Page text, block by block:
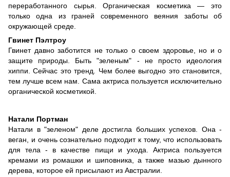
переработанного сырья. Органическая косметика — это
только одна из граней современного веяния заботы об
окружающей среде.
Гвинет Пэлтроу
Гвинет давно заботится не только о своем здоровье, но и о
защите природы. Быть "зеленым" - не просто идеология
хиппи. Сейчас это тренд. Чем более выгодно это становится,
тем лучше всем нам. Сама актриса пользуется исключительно
органической косметикой.
Натали Портман
Натали в "зеленом" деле достигла больших успехов. Она -
веган, и очень сознательно подходит к тому, что использовать
для тела - в качестве пищи и ухода. Актриса пользуется
кремами из ромашки и шиповника, а также мазью дынного
дерева, которое ей присылают из Австралии.